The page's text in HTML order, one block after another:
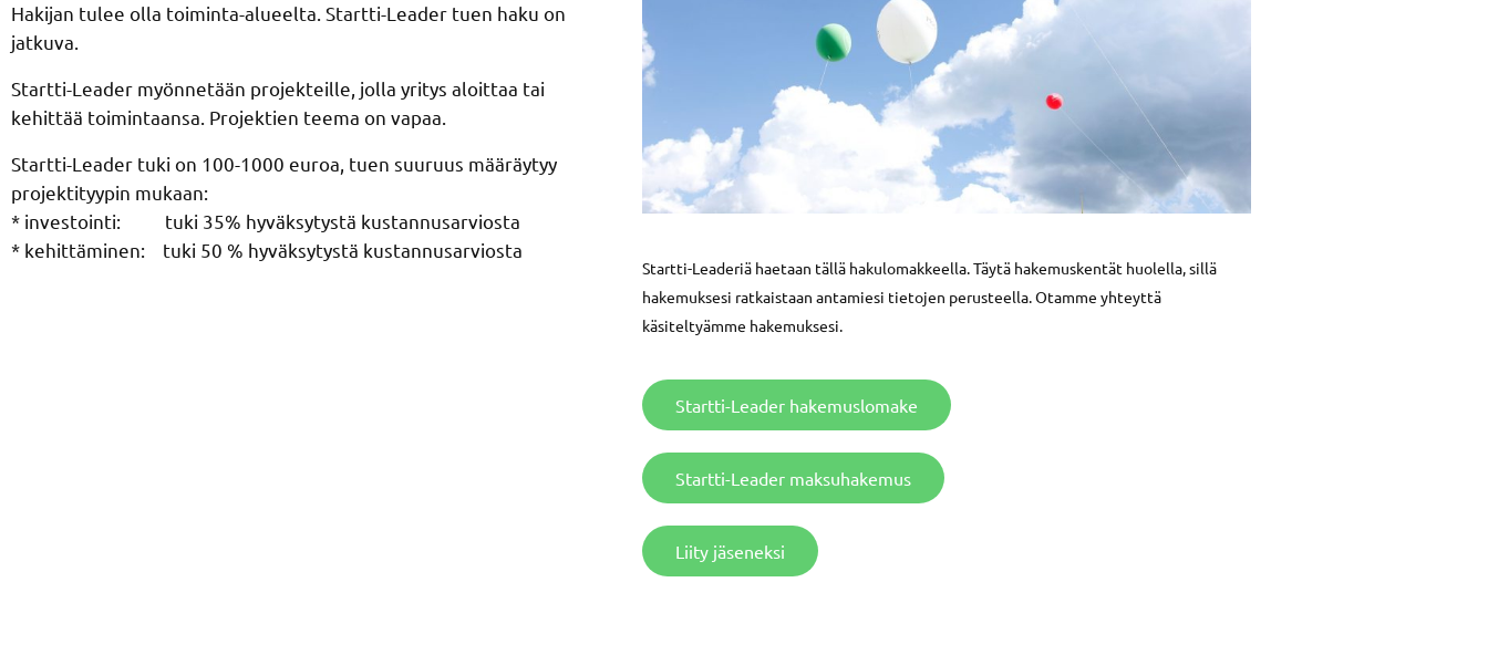
Hakijan tulee olla toiminta-alueelta. Startti-Leader tuen haku on
jatkuva.
Startti-Leader myönnetään projekteille, jolla yritys aloittaa tai
kehittää toimintaansa. Projektien teema on vapaa.
Startti-Leader tuki on 100-1000 euroa, tuen suuruus määräytyy
projektityypin mukaan:
* investointi: tuki 35% hyväksytystä kustannusarviosta
* kehittäminen: tuki 50 % hyväksytystä kustannusarviosta
Startti-Leaderiä haetaan tällä hakulomakkeella. Täytä hakemuskentät huolella, sillä
hakemuksesi ratkaistaan antamiesi tietojen perusteella. Otamme yhteyttä
käsiteltyämme hakemuksesi.
Startti-Leader hakemuslomake
Startti-Leader maksuhakemus
Liity jäseneksi